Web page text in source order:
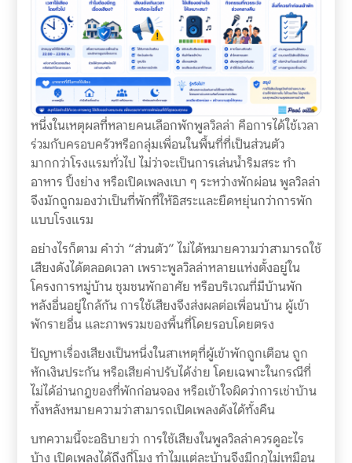
หนึ่งในเหตุผลที่หลายคนเลือกพักพูลวิลล่า คือการได้ใช้เวลา
ร่วมกับครอบครัวหรือกลุ่มเพื่อนในพื้นที่ที่เป็นส่วนตัว
มากกว่าโรงแรมทั่วไป ไม่ว่าจะเป็นการเล่นน้ำริมสระ ทำ
อาหาร ปิ้งย่าง หรือเปิดเพลงเบา ๆ ระหว่างพักผ่อน พูลวิลล่า
จึงมักถูกมองว่าเป็นที่พักที่ให้อิสระและยืดหยุ่นกว่าการพัก
แบบโรงแรม
อย่างไรก็ตาม คำว่า “ส่วนตัว” ไม่ได้หมายความว่าสามารถใช้
เสียงดังได้ตลอดเวลา เพราะพูลวิลล่าหลายแห่งตั้งอยู่ใน
โครงการหมู่บ้าน ชุมชนพักอาศัย หรือบริเวณที่มีบ้านพัก
หลังอื่นอยู่ใกล้กัน การใช้เสียงจึงส่งผลต่อเพื่อนบ้าน ผู้เข้า
พักรายอื่น และภาพรวมของพื้นที่โดยรอบโดยตรง
ปัญหาเรื่องเสียงเป็นหนึ่งในสาเหตุที่ผู้เข้าพักถูกเตือน ถูก
หักเงินประกัน หรือเสียค่าปรับได้ง่าย โดยเฉพาะในกรณีที่
ไม่ได้อ่านกฎของที่พักก่อนจอง หรือเข้าใจผิดว่าการเช่าบ้าน
ทั้งหลังหมายความว่าสามารถเปิดเพลงดังได้ทั้งคืน
บทความนี้จะอธิบายว่า การใช้เสียงในพูลวิลล่าควรดูอะไร
บ้าง เปิดเพลงได้ถึงกี่โมง ทำไมแต่ละบ้านจึงมีกฎไม่เหมือน